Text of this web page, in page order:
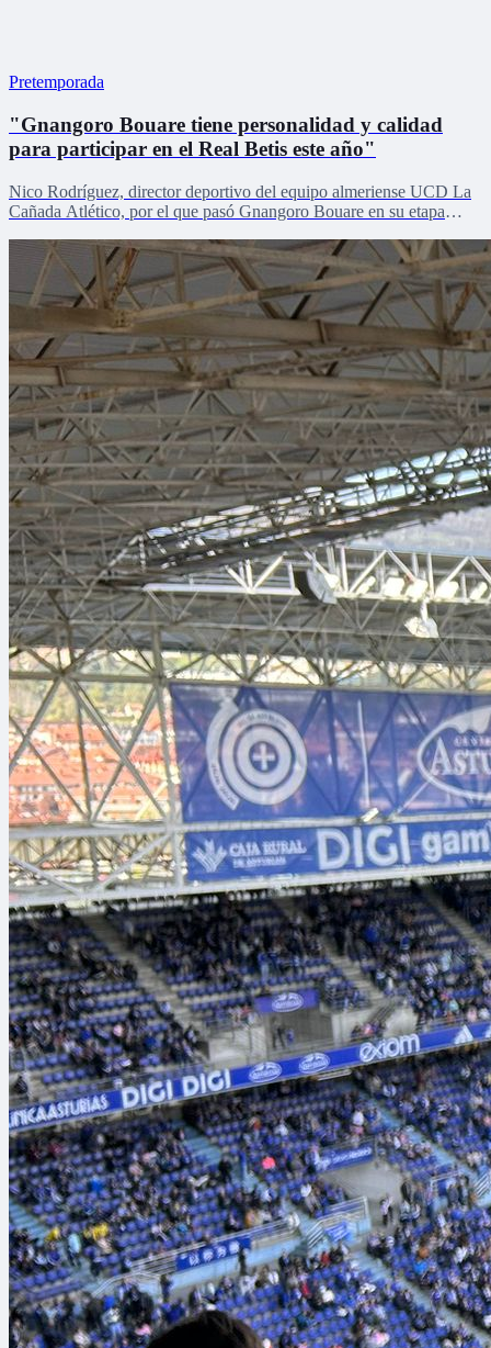
Pretemporada
"Gnangoro Bouare tiene personalidad y calidad
para participar en el Real Betis este año"
Nico Rodríguez, director deportivo del equipo almeriense UCD La
Cañada Atlético, por el que pasó Gnangoro Bouare en su etapa
cantera en la pretemporada verdiblanca con Zona Mixta.